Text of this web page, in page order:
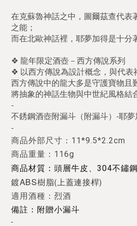
在克蘇魯神話之中，圖爾茲查代表
之能；
而在北歐神話裡，耶夢加得是十分
❖ 龍年限定酒壺－西方傳說系列
❖ 以西方傳說為設計概念，與代表
西方傳說中的龍大多是守護寶物且
將抽象的神話生物與中世紀風格結
-
不銹鋼酒壺附漏斗（附漏斗）-耶
-
商品外部尺寸：11*9.5*2.2cm
商品重量：116g
商品材質：頭層牛皮、304不鏽
鍍ABS樹脂(上蓋連接桿)
適用酒種：烈酒
備註：附贈小漏斗
-